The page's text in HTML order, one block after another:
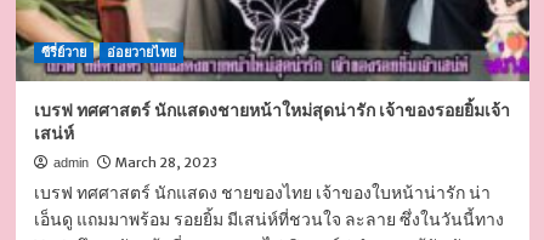
ซีรี่ย์วาย อ่อยวายไทย
เบรฟ ทศศาสตร์ นักแสดงชายหน้าใหม่สุดน่ารัก เจ้าของรอยยิ้มเจ้า
เสน่ห์
admin March 28, 2023
เบรฟ ทศศาสตร์ นักแสดง ชายของไทย เจ้าของใบหน้าน่ารัก น่า
เอ็นดู แถมมาพร้อม รอยยิ้ม มีเสน่ห์ที่ชวนใจ ละลาย ซึ่งในวันนี้ทาง